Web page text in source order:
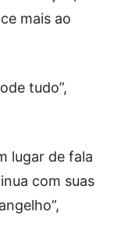
mais ao
tudo”,
lugar de fala
com suas